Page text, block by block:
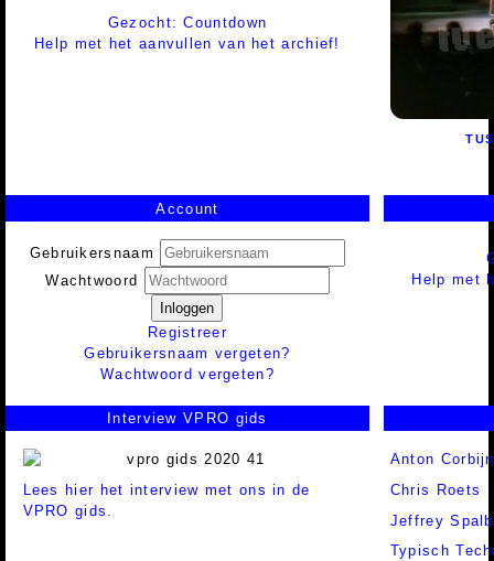
Gezocht: Countdown
Help met het aanvullen van het archief!
Account
Gebruikersnaam
Wachtwoord
Inloggen
Registreer
Gebruikersnaam vergeten?
Wachtwoord vergeten?
Help met
Interview VPRO gids
Lees hier het interview met ons in de
VPRO gids.
Anton Corbijn
Chris Roets
Jeffrey
Typisch